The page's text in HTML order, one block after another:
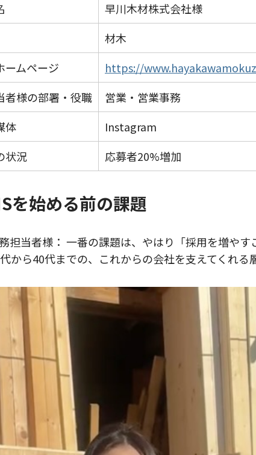
早川木材株式会社様
材木
ームページ
https://
者様の部署・役職
営業・営業事務
体
Instagram
状況
応募者20%増加
を始める前の課題
担当者様： 一番の課題は、やはり「採用を増やす
から40代までの、これからの会社を支えてくれ